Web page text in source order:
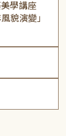
學講座
貌演變」